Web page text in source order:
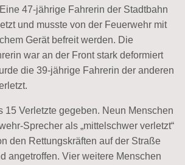
47-jährige Fahrerin der Stadtbahn
und musste von der Feuerwehr mit
Gerät befreit werden. Die
war an der Front stark deformiert
die 39-jährige Fahrerin der anderen
15 Verletzte gegeben. Neun Menschen
Sprecher als „mittelschwer verletzt“
den Rettungskräften auf der Straße
angetroffen. Vier weitere Menschen